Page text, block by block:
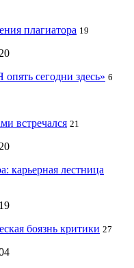
плагиатора 19
сегодни здесь» 6
встречался 21
карьерная лестница
боязнь критики 27